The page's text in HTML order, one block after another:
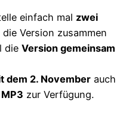
einfach mal zwei
Version zusammen
die Version gemeinsam
dem 2. November auch
zur Verfügung.